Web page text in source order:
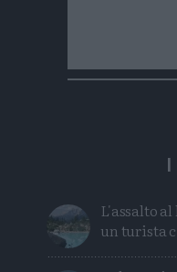
L'assalto
un turista